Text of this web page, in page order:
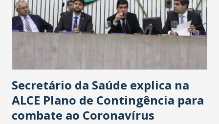
Secretário da Saúde explica na
ALCE Plano de Contingência para
combate ao Coronavírus